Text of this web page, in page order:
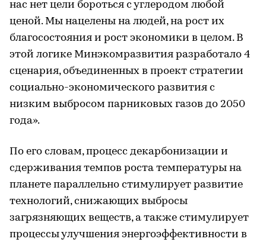
нас нет цели бороться с углеродом любой
ценой. Мы нацелены на людей, на рост их
благосостояния и рост экономики в целом. В
этой логике Минэкомразвития разработало 4
сценария, объединенных в проект стратегии
социально-экономического развития с
низким выбросом парниковых газов до 2050
года».
По его словам, процесс декарбонизации и
сдерживания темпов роста температуры на
планете параллельно стимулирует развитие
технологий, снижающих выбросы
загрязняющих веществ, а также стимулирует
процессы улучшения энергоэффективности в